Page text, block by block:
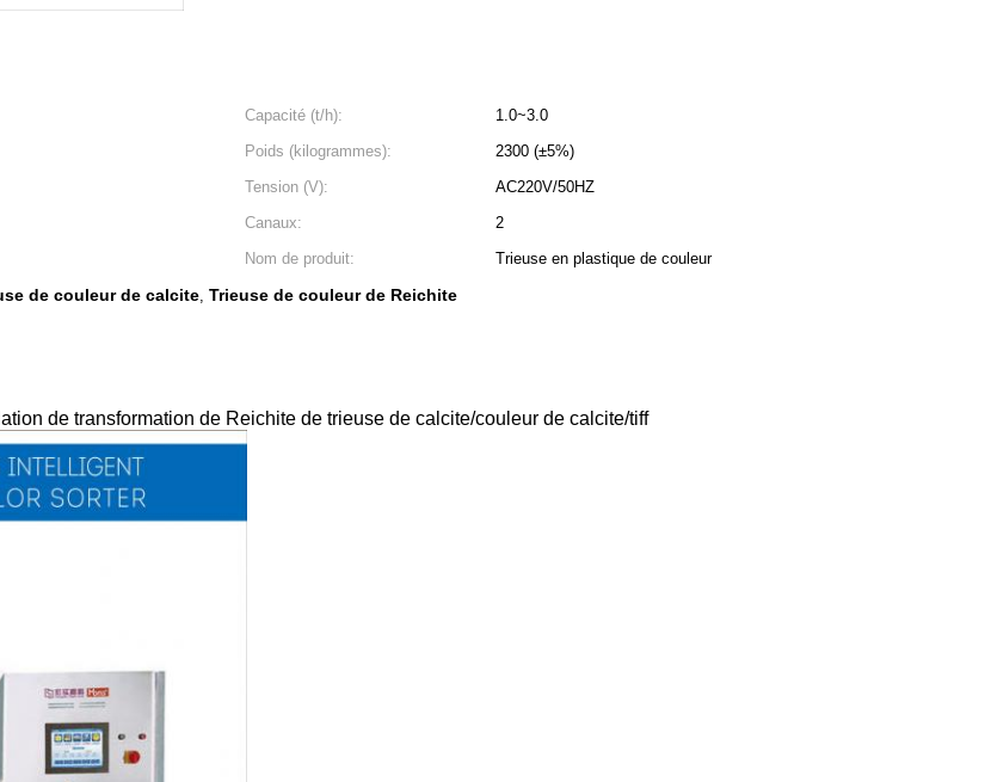
Capacité (t/h):
1.0~3.0
Poids (kilogrammes):
2300 (±5%)
Tension (V):
AC220V/50HZ
Canaux:
2
Nom de produit:
Trieuse en plastique de couleur
de couleur de calcite, Trieuse de couleur de Reichite
de transformation de Reichite de trieuse de calcite/couleur de calcite/tiff